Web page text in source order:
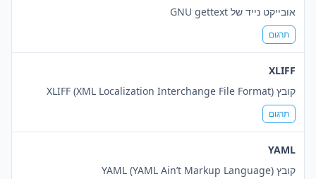
אובייקט נייד של GNU gettext
תרגום
XLIFF
קובץ XLIFF (XML Localization Interchange File Format)
תרגום
YAML
קובץ YAML (YAML Ain’t Markup Language)